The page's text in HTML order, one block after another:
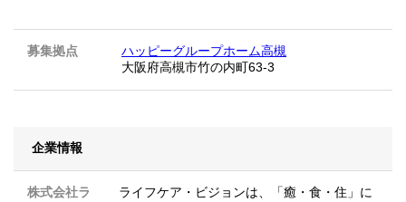
募集拠点
ハッピーグループホーム高槻
大阪府高槻市竹の内町63-3
企業情報
株式会社ラ
ライフケア・ビジョンは、「癒・食・住」に